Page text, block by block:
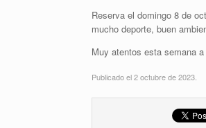
Reserva el domingo 8 de
mucho deporte, buen
Muy atentos esta semana
Publicado el 2 octubre de 2023.